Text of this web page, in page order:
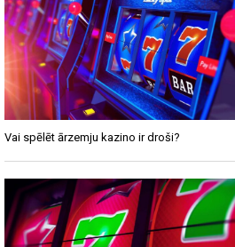
Vai spēlēt ārzemju kazino ir droši?